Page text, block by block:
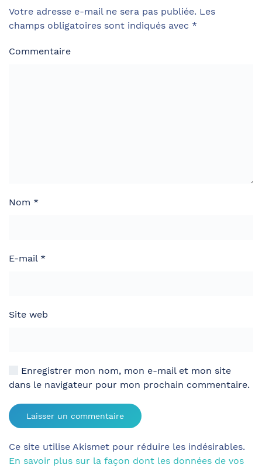
Votre adresse e-mail ne sera pas publiée. Les
champs obligatoires sont indiqués avec *
Commentaire
Nom *
E-mail *
Site web
Enregistrer mon nom, mon e-mail et mon site
dans le navigateur pour mon prochain commentaire.
Laisser un commentaire
Ce site utilise Akismet pour réduire les indésirables.
En savoir plus sur la façon dont les données de vos